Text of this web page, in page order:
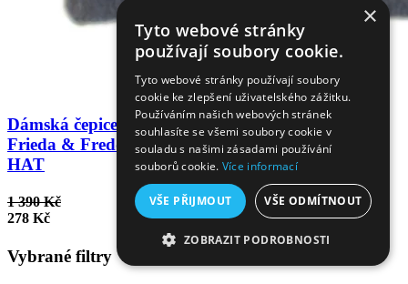
Dámská čepice
Frieda & Freddies
HAT
1 390 Kč
278 Kč
Vybrané filtry
×
Tyto webové stránky
používají soubory cookie.
Tyto webové stránky používají soubory
cookie ke zlepšení uživatelského zážitku.
Používáním našich webových stránek
souhlasíte se všemi soubory cookie v
souladu s našimi zásadami používání
souborů cookie. Více informací
VŠE PŘIJMOUT VŠE ODMÍTNOUT
ZOBRAZIT PODROBNOSTI
NEZBYTNĚ NUTNÉ SOUBORY